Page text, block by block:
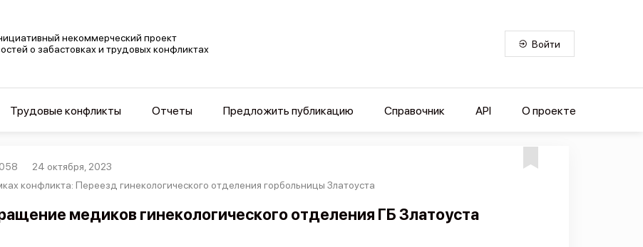
некоммерческий проект
о забастовках и трудовых конфликтах
Войти
Трудовые конфликты Отчеты Предложить публикацию Справочник API О проекте
24 октября, 2023
конфликта: Переезд гинекологического отделения горбольницы Златоуста
медиков гинекологического отделения ГБ Златоуста